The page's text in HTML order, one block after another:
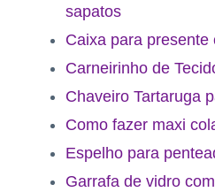
sapatos
Caixa para presente
Carneirinho de
Chaveiro Tartaruga
Como fazer maxi
Espelho para
Garrafa de vidro